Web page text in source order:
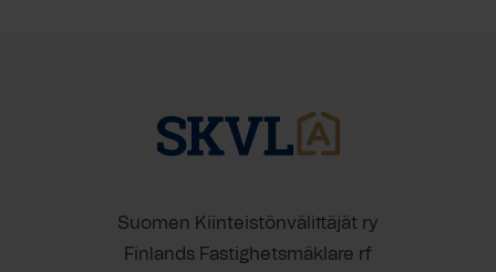
Suomen Kiinteistönvälittäjät ry
Finlands Fastighetsmäklare rf